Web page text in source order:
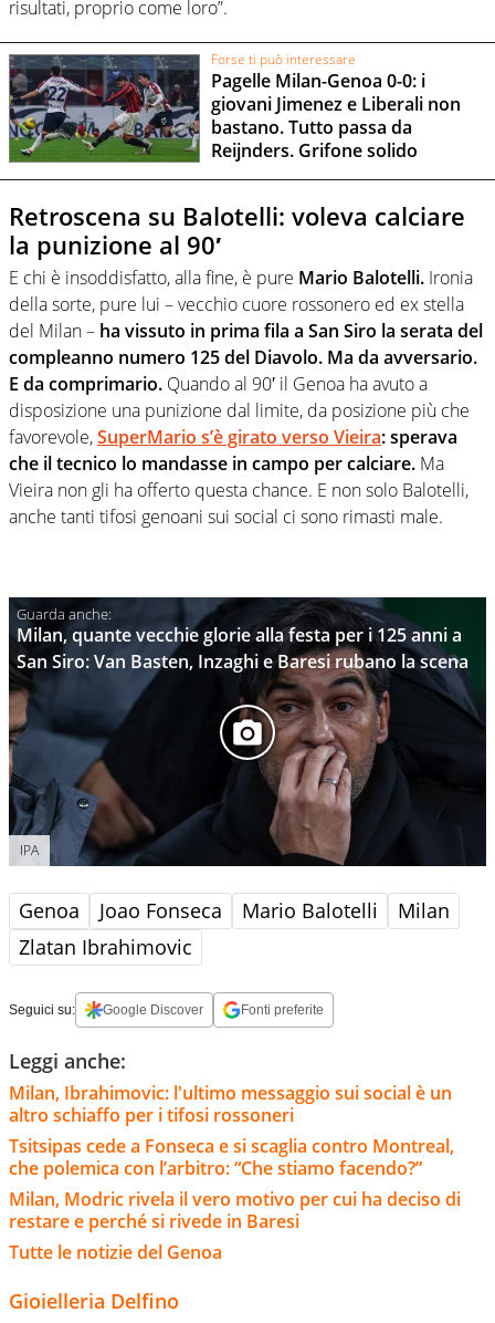
risultati, proprio come loro”.
Forse ti può interessare
Pagelle Milan-Genoa 0-0: i
giovani Jimenez e Liberali non
bastano. Tutto passa da
Reijnders. Grifone solido
Retroscena su Balotelli: voleva calciare
la punizione al 90′
E chi è insoddisfatto, alla fine, è pure Mario Balotelli. Ironia
della sorte, pure lui – vecchio cuore rossonero ed ex stella
del Milan – ha vissuto in prima fila a San Siro la serata del
compleanno numero 125 del Diavolo. Ma da avversario.
E da comprimario. Quando al 90′ il Genoa ha avuto a
disposizione una punizione dal limite, da posizione più che
favorevole,SuperMario s’è girato verso Vieira: sperava
che il tecnico lo mandasse in campo per calciare. Ma
Vieira non gli ha offerto questa chance. E non solo Balotelli,
anche tanti tifosi genoani sui social ci sono rimasti male.
Milan, quante vecchie glorie alla festa per i 125 anni a
San Siro: Van Basten, Inzaghi e Baresi rubano la scena
IPA
Genoa Joao Fonseca Mario Balotelli
Milan
Zlatan Ibrahimovic
Seguici su: Google Discover Fonti preferite
Leggi anche:
Milan, Ibrahimovic: l'ultimo messaggio sui social è un
altro schiaffo per i tifosi rossoneri
Tsitsipas cede a Fonseca e si scaglia contro Montreal,
che polemica con l’arbitro: “Che stiamo facendo?”
Milan, Modric rivela il vero motivo per cui ha deciso di
restare e perché si rivede in Baresi
Tutte le notizie del Genoa
Gioielleria Delfino